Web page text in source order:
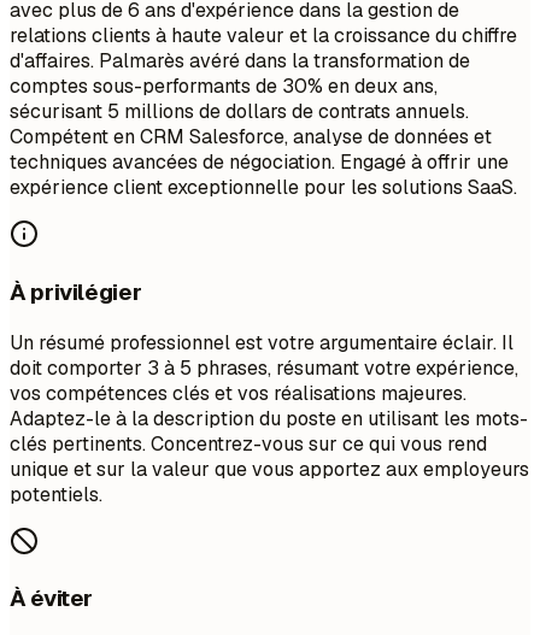
avec plus de 6 ans d'expérience dans la gestion de
relations clients à haute valeur et la croissance du chiffre
d'affaires. Palmarès avéré dans la transformation de
comptes sous-performants de 30% en deux ans,
sécurisant 5 millions de dollars de contrats annuels.
Compétent en CRM Salesforce, analyse de données et
techniques avancées de négociation. Engagé à offrir une
expérience client exceptionnelle pour les solutions SaaS.
À privilégier
Un résumé professionnel est votre argumentaire éclair. Il
doit comporter 3 à 5 phrases, résumant votre expérience,
vos compétences clés et vos réalisations majeures.
Adaptez-le à la description du poste en utilisant les mots-
clés pertinents. Concentrez-vous sur ce qui vous rend
unique et sur la valeur que vous apportez aux employeurs
potentiels.
À éviter